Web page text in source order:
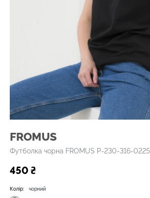
FROMUS
Футболка чорна FROMUS P-230-316-0225
450 ₴
Колір: чорний